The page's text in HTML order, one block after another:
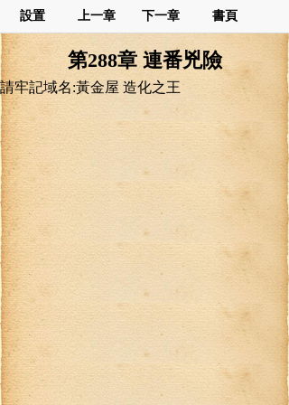
設置 上一章 下一章 書頁
第288章 連番兇險
請牢記域名:黃金屋 造化之王